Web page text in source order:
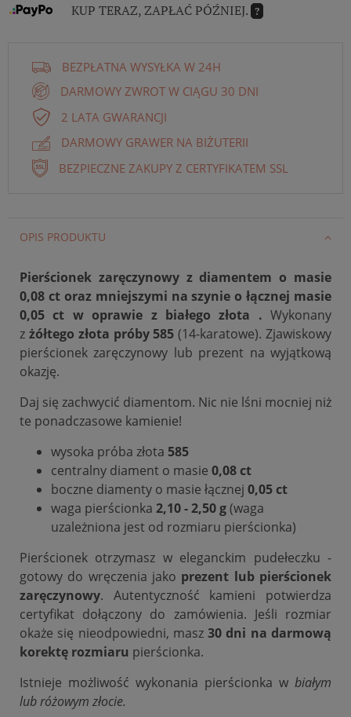
KUP TERAZ, ZAPŁAĆ PÓŹNIEJ. ?
BEZPŁATNA WYSYŁKA W 24H
DARMOWY ZWROT W CIĄGU 30 DNI
2 LATA GWARANCJI
DARMOWY GRAWER NA BIŻUTERII
BEZPIECZNE ZAKUPY Z CERTYFIKATEM SSL
OPIS PRODUKTU
Pierścionek zaręczynowy z diamentem o masie
0,08 ct oraz mniejszymi na szynie o łącznej masie
0,05 ct w oprawie z białego złota . Wykonany
z żółtego złota próby 585 (14-karatowe). Zjawiskowy
pierścionek zaręczynowy lub prezent na wyjątkową
okazję.
Daj się zachwycić diamentom. Nic nie lśni mocniej niż
te ponadczasowe kamienie!
wysoka próba złota 585
centralny diament o masie 0,08 ct
boczne diamenty o masie łącznej 0,05 ct
waga pierścionka 2,10 - 2,50 g(waga
uzależniona jest od rozmiaru pierścionka)
Pierścionek otrzymasz w eleganckim pudełeczku -
gotowy do wręczenia jako prezent lub pierścionek
zaręczynowy. Autentyczność kamieni potwierdza
certyfikat dołączony do zamówienia. Jeśli rozmiar
okaże się nieodpowiedni, masz30 dni na darmową
korektę rozmiaru pierścionka.
Istnieje możliwość wykonania pierścionka w białym
lub różowym złocie.